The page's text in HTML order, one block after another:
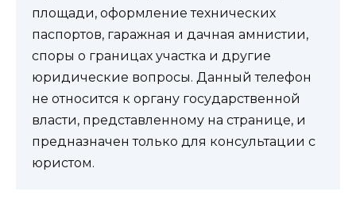
площади, оформление технических
паспортов, гаражная и дачная амнистии,
споры о границах участка и другие
юридические вопросы. Данный телефон
не относится к органу государственной
власти, представленному на странице, и
предназначен только для консультации с
юристом.